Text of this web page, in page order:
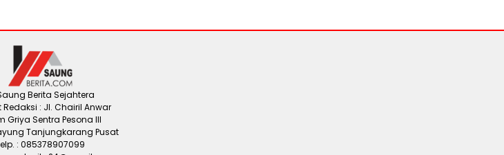
Berita Sejahtera
: Jl. Chairil Anwar
Griya Sentra Pesona III
Tanjungkarang Pusat
: 085378907099